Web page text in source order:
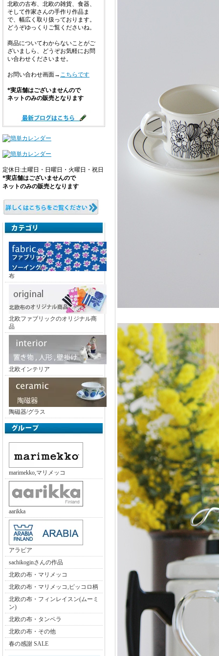
北欧の古布、北欧の雑貨、食器、
そして作家さんの手作り作品ま
で、幅広く取り扱っております。
どうぞゆっくりご覧くださいね。
商品についてわからないことがご
ざいましら、どうぞお気軽にお問
い合わせくださいませ。
お問い合わせ画面→ こちらです
*実店舗はございませんので
ネットのみの販売となります
定休日:土曜日・日曜日・火曜日・祝日
*実店舗はございませんので
ネットのみの販売となります
布
北欧ファブリックのオリジナル商
品
北欧インテリア
陶磁器/グラス
marimekko,マリメッコ
aarikka
アラビア
sachikoginさんの作品
北欧の布・マリメッコ
北欧の布・マリメッコ,ピッコロ柄
北欧の布・フィンレイスン(ムーミ
ン)
北欧の布・タンペラ
北欧の布・その他
春の感謝 SALE